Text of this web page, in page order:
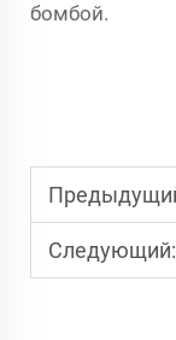
бомбой.
Следующий: